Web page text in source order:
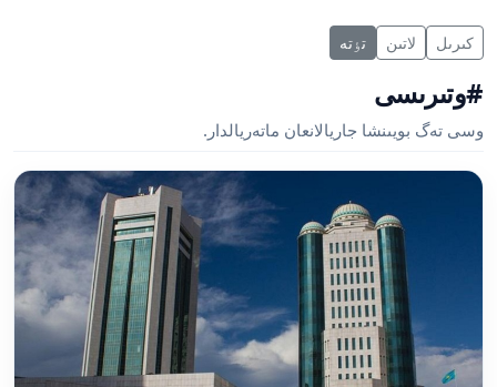
كىرىل لاتىن تٶتە
#وتىرىسى
وسى تەگ بويىنشا جاريالانعان ماتەريالدار.